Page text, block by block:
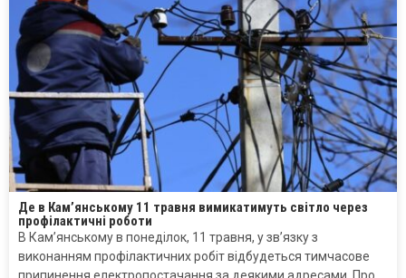
Де в Кам’янському 11 травня вимикатимуть світло через
профілактичні роботи
В Кам’янському в понеділок, 11 травня, у зв’язку з
виконанням профілактичних робіт відбудеться тимчасове